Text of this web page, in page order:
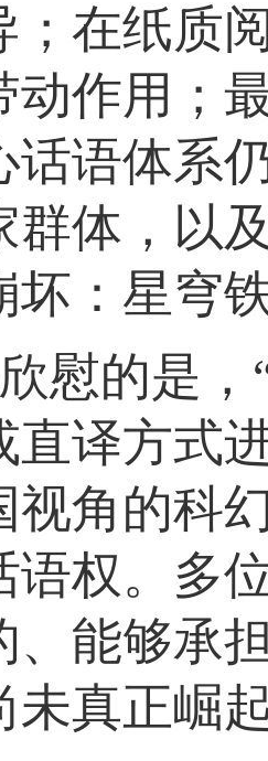
；在纸质
动作用；
话语体系
群体，以
坏：星穹
慰的是，
直译方式
视角的科
语权。多
、能够承
未真正崛